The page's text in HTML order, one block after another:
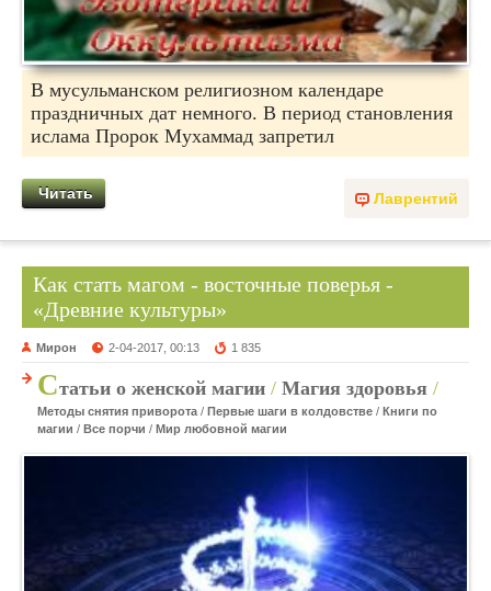
В мусульманском религиозном календаре
праздничных дат немного. В период становления
ислама Пророк Мухаммад запретил
Лаврентий
Читать
Как стать магом - восточные поверья -
«Древние культуры»
Мирон 2-04-2017, 00:13 1 835
Статьи о женской магии / Магия здоровья /
Методы снятия приворота / Первые шаги в колдовстве / Книги по
магии / Все порчи / Мир любовной магии